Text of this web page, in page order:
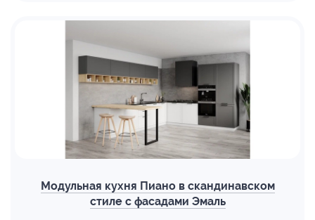
Модульная кухня Пиано в скандинавском
стиле с фасадами Эмаль